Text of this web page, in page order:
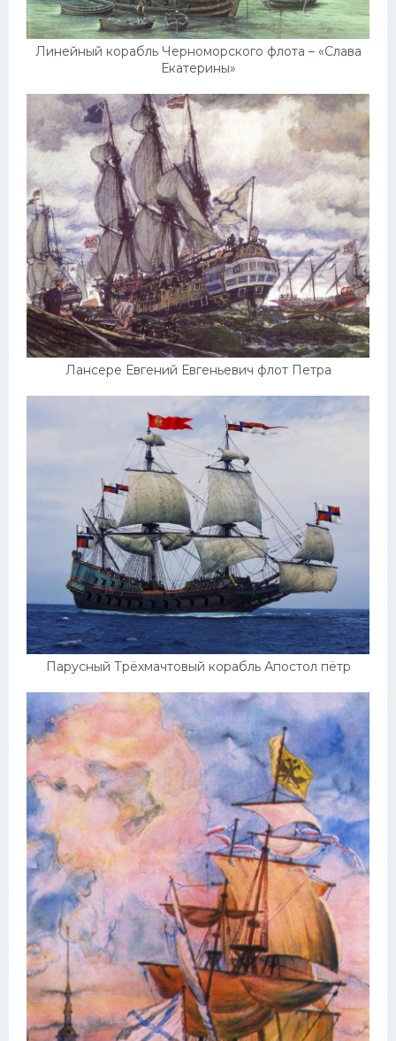
Линейный корабль Черноморского флота – «Слава
Екатерины»
Лансере Евгений Евгеньевич флот Петра
Парусный Трёхмачтовый корабль Апостол пётр
Мотоциклы
Ямаха
Эмблемы
Спецтехника